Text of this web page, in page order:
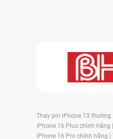
Thay pin iPhone 13 thường |
iPhone 16 Plus chính hãng |
iPhone 16 Pro chính hãng |